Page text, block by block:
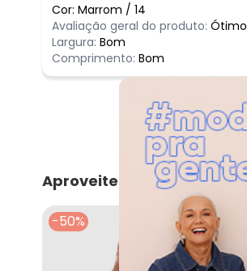
Cor: Marrom / 14
Avaliação geral do produto: Ótimo
Largura: Bom
Comprimento: Bom
Aproveite e compre junto
-50%